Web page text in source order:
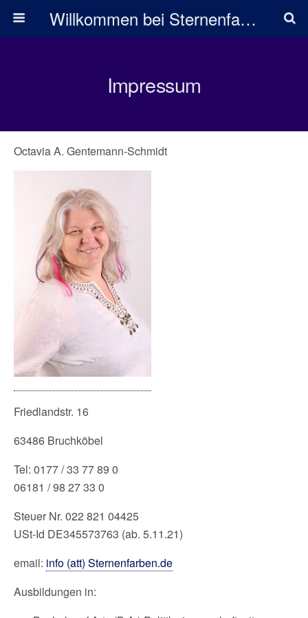
Willkommen bei Sternenfarben
Impressum
Octavia A. Gentemann-Schmidt
Friedlandstr. 16
63486 Bruchköbel
Tel: 0177 / 33 77 89 0
06181 / 98 27 33 0
Steuer Nr. 022 821 04425
USt-Id DE345573763 (ab. 5.11.21)
email: info (att) Sternenfarben.de
Ausbildungen in: